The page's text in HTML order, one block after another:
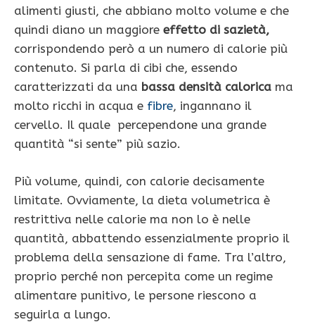
alimenti giusti, che abbiano molto volume e che
quindi diano un maggiore effetto di sazietà,
corrispondendo però a un numero di calorie più
contenuto. Si parla di cibi che, essendo
caratterizzati da una bassa densità calorica ma
molto ricchi in acqua e fibre, ingannano il
cervello. Il quale percependone una grande
quantità “si sente” più sazio.
Più volume, quindi, con calorie decisamente
limitate. Ovviamente, la dieta volumetrica è
restrittiva nelle calorie ma non lo è nelle
quantità, abbattendo essenzialmente proprio il
problema della sensazione di fame. Tra l’altro,
proprio perché non percepita come un regime
alimentare punitivo, le persone riescono a
seguirla a lungo.